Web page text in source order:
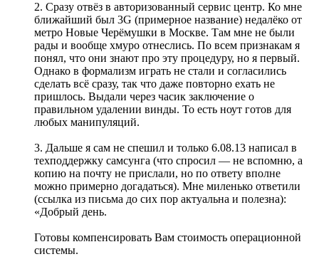
2. Сразу отвёз в авторизованный сервис центр. Ко мне
ближайший был 3G (примерное название) недалёко от
метро Новые Черёмушки в Москве. Там мне не были
рады и вообще хмуро отнеслись. По всем признакам я
понял, что они знают про эту процедуру, но я первый.
Однако в формализм играть не стали и согласились
сделать всё сразу, так что даже повторно ехать не
пришлось. Выдали через часик заключение о
правильном удалении винды. То есть ноут готов для
любых манипуляций.
3. Дальше я сам не спешил и только 6.08.13 написал в
техподдержку самсунга (что спросил — не вспомню, а
копию на почту не прислали, но по ответу вполне
можно примерно догадаться). Мне миленько ответили
(ссылка из письма до сих пор актуальна и полезна):
«Добрый день.
Готовы компенсировать Вам стоимость операционной
системы.